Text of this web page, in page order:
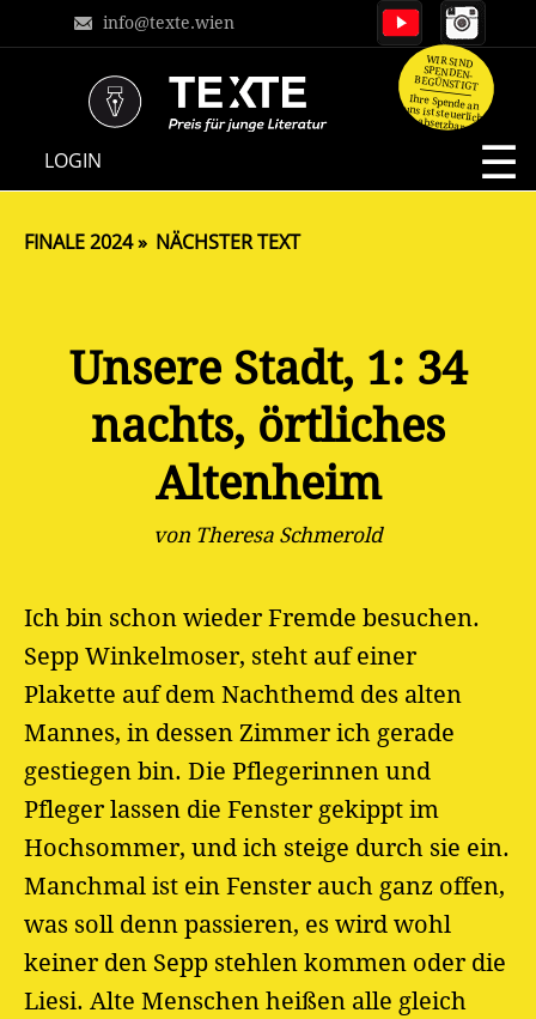
info@texte.wien
LOGIN
WIR SIND
SPENDEN-
BEGÜNSTIGT
Ihre Spende an
uns ist steuerlich
absetzbar.
Unsere Stadt, 1: 34
nachts, örtliches
Altenheim
von Theresa Schmerold
Ich bin schon wieder Fremde besuchen.
Sepp Winkelmoser, steht auf einer
Plakette auf dem Nachthemd des alten
Mannes, in dessen Zimmer ich gerade
gestiegen bin. Die Pflegerinnen und
Pfleger lassen die Fenster gekippt im
Hochsommer, und ich steige durch sie ein.
Manchmal ist ein Fenster auch ganz offen,
was soll denn passieren, es wird wohl
keiner den Sepp stehlen kommen oder die
Liesi. Alte Menschen heißen alle gleich
FINALE 2024 NÄCHSTER TEXT